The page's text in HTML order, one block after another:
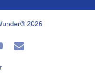
2026